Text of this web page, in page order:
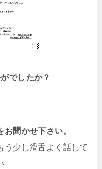
でしたか？
聞かせ下さい。
う少し滑舌よく話して